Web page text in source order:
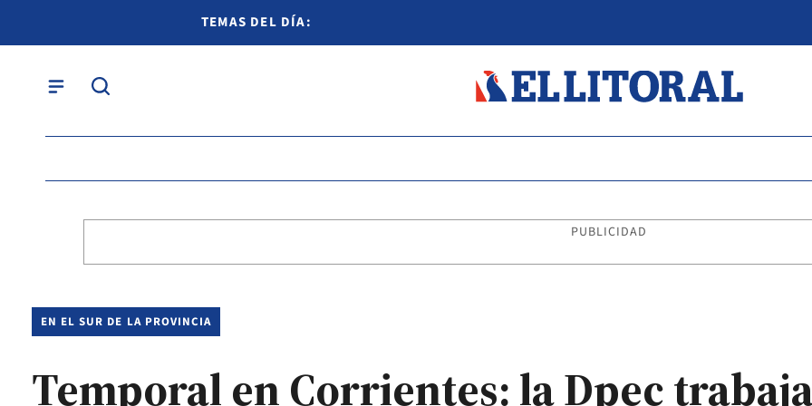
TEMAS DEL DÍA:
PUBLICIDAD
EN EL SUR DE LA PROVINCIA
Temporal en Corrientes: la Dpec